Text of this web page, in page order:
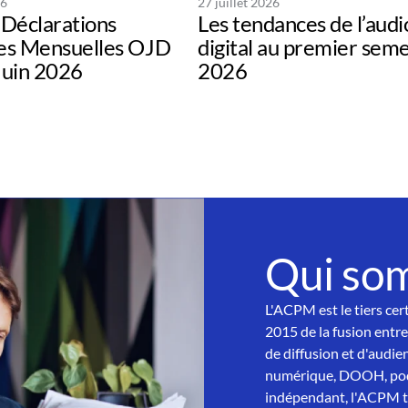
Mensuelles OJD
2026
Les tendances de
digital au premier
2026
Qui
L'ACPM est le tiers
2015 de la fusion
de diffusion et
numérique, DOOH,
indépendant, l'ACPM